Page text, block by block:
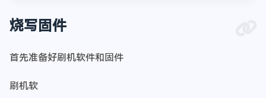
烧写固件
首先准备好刷机软件和固件
刷机软